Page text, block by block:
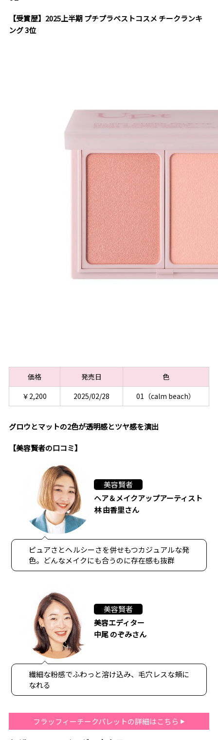
【受賞歴】2025上半期 プチプラベストコスメ チークランキ
ング 3位
価格 発売日
色
￥2,200
2025/02/28 01（calm beach）
グロウとマットの2色が透明感とツヤ感を演出
【美容賢者の口コミ】
美容賢者
ヘア＆メイクアップアーティスト
林 由香里さん
ピュアさとヘルシーさを併せもつカジュアルな発
色。どんなメイクにも合うのに存在感も抜群
美容賢者
美容エディター
中尾 のぞみさん
繊細な粉感でふわっと溶け込み、毛穴レスな頰に
なれる
フラッフィーチークパレットの詳細はこちら